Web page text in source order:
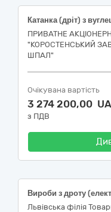
ПРИВАТНЕ
"КОРОСТЕНСЬКИЙ
ШПАЛ"
Очікувана вартість
3 274 200,00
з ПДВ
Львівська філія